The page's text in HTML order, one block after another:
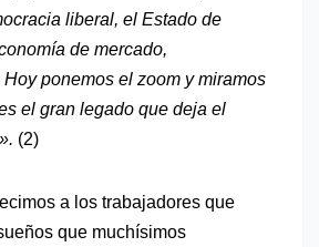
liberal, el Estado de
de mercado,
ponemos el zoom y miramos
el gran legado que deja el
(2)
a los trabajadores que
que muchísimos